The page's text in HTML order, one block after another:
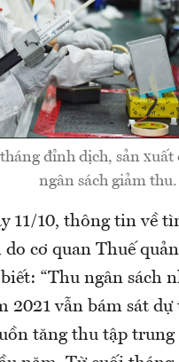
đỉnh dịch, sản
ngân sách giảm thu.
11/10, thông tin về
do cơ quan Thuế
“Thu ngân sách
2021 vẫn bám sát dự
tăng thu tập trung